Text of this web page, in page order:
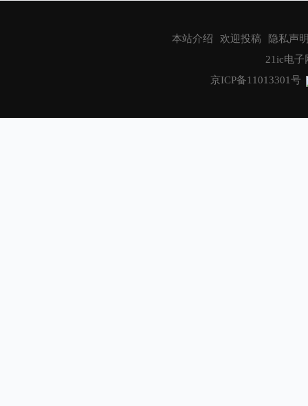
本站介绍 欢迎投稿
隐私声
21ic电子
京ICP备11013301号